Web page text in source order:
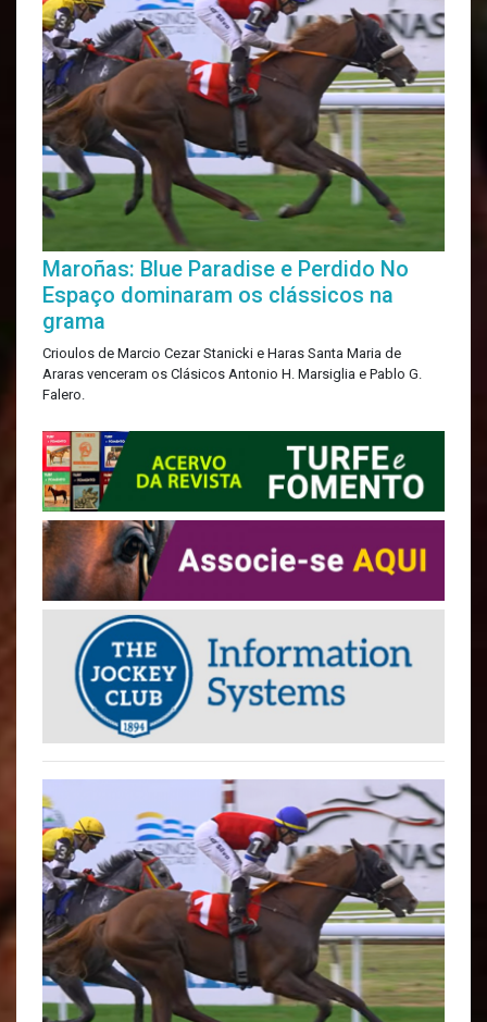
Maroñas: Blue Paradise e Perdido No
Espaço dominaram os clássicos na
grama
Crioulos de Marcio Cezar Stanicki e Haras Santa Maria de
Araras venceram os Clásicos Antonio H. Marsiglia e Pablo G.
Falero.